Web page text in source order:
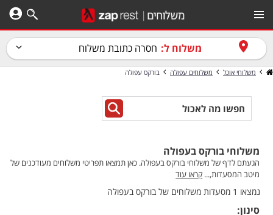
משלוח ל: חסרה כתובת משלוח
משלוחי אוכל משלוחים עפולה בורקס עפולה
משלוחי בורקס בעפולה
הגעתם לדף של משלוחי בורקס בעפולה. כאן תמצאו תפריטי משלוחים מעודכנים של
מיטב המסעדות,... קראו עוד
נמצאו 1 מסעדות משלוחים של בורקס בעפולה
סינון: